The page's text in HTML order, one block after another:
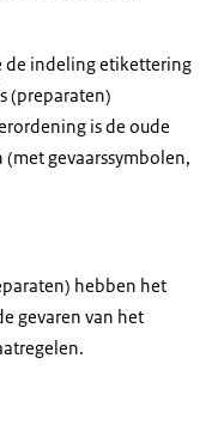
de indeling etikettering
(preparaten)
is de oude
gevaarssymbolen,
hebben het
gevaren van het